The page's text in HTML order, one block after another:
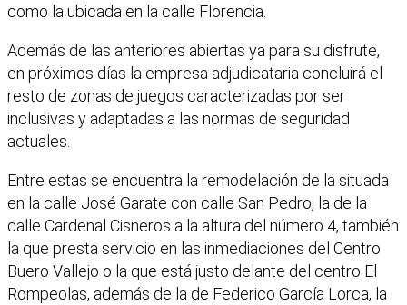
como la ubicada en la calle Florencia.
Además de las anteriores abiertas ya para su disfrute,
en próximos días la empresa adjudicataria concluirá el
resto de zonas de juegos caracterizadas por ser
inclusivas y adaptadas a las normas de seguridad
actuales.
Entre estas se encuentra la remodelación de la situada
en la calle José Garate con calle San Pedro, la de la
calle Cardenal Cisneros a la altura del número 4, también
la que presta servicio en las inmediaciones del Centro
Buero Vallejo o la que está justo delante del centro El
Rompeolas, además de la de Federico García Lorca, la